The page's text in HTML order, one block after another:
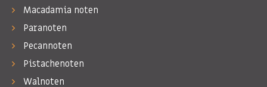
Macadamia noten
Paranoten
Pecannoten
Pistachenoten
Walnoten